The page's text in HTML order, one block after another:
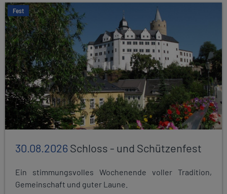
Fest
30.08.2026Schloss - und Schützenfest
Ein stimmungsvolles Wochenende voller Tradition,
Gemeinschaft und guter Laune.